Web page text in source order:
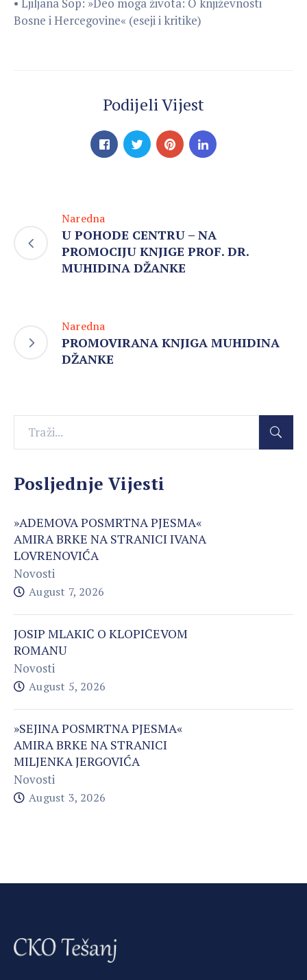
• Ljiljana Šop: »Deo moga života: O književnosti
Bosne i Hercegovine« (eseji i kritike)
Podijeli Vijest
Naredna
U POHODE CENTRU – NA
PROMOCIJU KNJIGE PROF. DR.
MUHIDINA DŽANKE
Naredna
PROMOVIRANA KNJIGA MUHIDINA
DŽANKE
Posljednje Vijesti
»ADEMOVA POSMRTNA PJESMA«
AMIRA BRKE NA STRANICI IVANA
LOVRENOVIĆA
Novosti
August 7, 2026
JOSIP MLAKIĆ O KLOPIĆEVOM
ROMANU
Novosti
August 5, 2026
»SEJINA POSMRTNA PJESMA«
AMIRA BRKE NA STRANICI
MILJENKA JERGOVIĆA
Novosti
August 3, 2026